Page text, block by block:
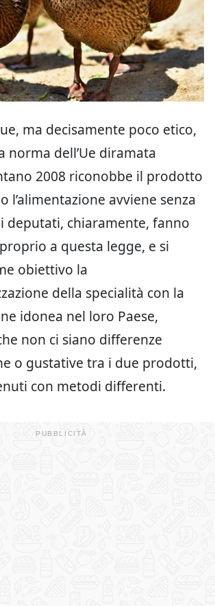
ma decisamente poco etico,
norma dell’Ue diramata
2008 riconobbe il prodotto
l’alimentazione avviene senza
deputati, chiaramente, fanno
a questa legge, e si
obiettivo la
della specialità con la
idonea nel loro Paese,
non ci siano differenze
o gustative tra i due prodotti,
con metodi differenti.